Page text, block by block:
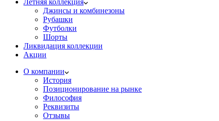
Джинсы и комбинезоны
Рубашки
Футболки
Шорты
Ликвидация коллекции
Акции
О компании
История
Позиционирование на рынке
Философия
Реквизиты
Отзывы